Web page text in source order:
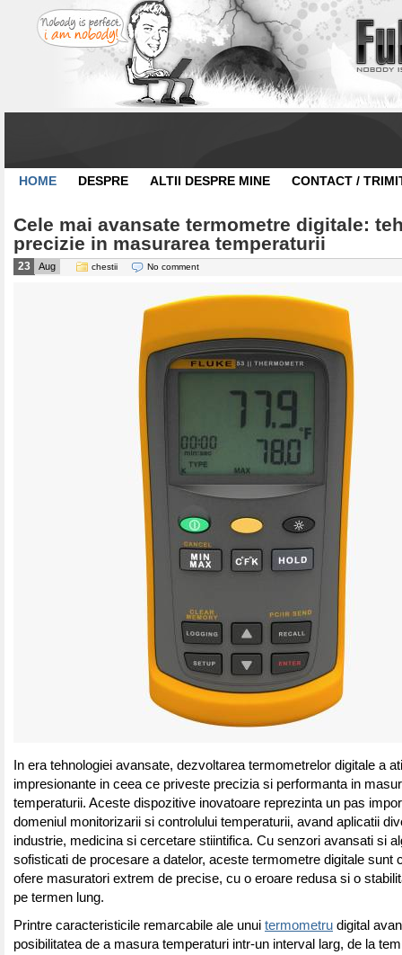
HOME DESPRE ALTII DESPRE MINE CONTACT /
Cele mai avansate termometre digitale:
precizie in masurarea temperaturii
23 Aug chestii No comment
In era tehnologiei avansate, dezvoltarea termometrelor digitale a
impresionante in ceea ce priveste precizia si performanta in
temperaturii. Aceste dispozitive inovatoare reprezinta un pas
domeniul monitorizarii si controlului temperaturii, avand aplicatii
industrie, medicina si cercetare stiintifica. Cu senzori avansati si
sofisticati de procesare a datelor, aceste termometre digitale sunt
ofere masuratori extrem de precise, cu o eroare redusa si o
pe termen lung.
Printre caracteristicile remarcabile ale unui termometru digital
posibilitatea de a masura temperaturi intr-un interval larg, de la